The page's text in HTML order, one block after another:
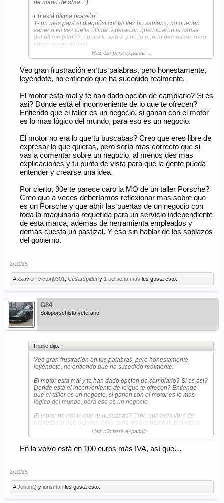
de mano de obra... )
En está última ocasión:
1- un mes para el diagnóstico( tal vez no sabían o no querían
saber o tal vez fue la última reparación que hicieron la causa
del último fallo??, nunca lo sabré y no lo puedo demostrar, pero
tengo serias dudas)
2- insistencia máxima en cambiar el motor por uno nuevo que
casualmente una empresa francesa les había traído(
3- al no contemplar está opción al final he tenido que llevarme
el coche, por supuesto tras una factura considerablemente alta
averías)
4- Por otra parte quiero reconocer el buen trabajo y trato por
parte de Miguel y Juan, excepciones en este taller que creo que
es más de compraventa que taller como tal experto en coches..
Pequeños gestos como estos pueden arruinar una experiencia
que hasta ahora había sido sobresaliente.
Haz clic para expandir...
Veo gran frustración en tus palabras, pero honestamente,
leyéndote, no entiendo que ha sucedido realmente.
El motor esta mal y te han dado opción de cambiarlo? Si es
asi? Donde está el inconveniente de lo que te ofrecen?
Entiendo que el taller es un negocio, si ganan con el motor
es lo mas lógico del mundo, para eso es un negocio.
El motor no era lo que tu buscabas? Creo que eres libre de
expresar lo que quieras, pero sería mas correcto que si
vas a comentar sobre un negocio, al menos des mas
explicaciones y tu punto de vista para que la gente pueda
entender y crearse una idea.
Por cierto, 90e te parece caro la MO de un taller Porsche?
Creo que a veces deberíamos reflexionar mas sobre que
es un Porsche y que abrir las puertas de un negocio con
toda la maquinaria requerida para un servicio independiente
de esta marca, ademas de herramienta empleados y
demas cuesta un pastizal. Y eso sin hablar de los sablazos
del gobierno.
2/10/25
Axxavier victorj0301 Césarspider y 1 persona más les gusta esto.
G84
Soloporschista veterano
Tripille dijo: ↑
Veo gran frustración en tus palabras, pero honestamente,
leyéndote, no entiendo que ha sucedido realmente.
El motor esta mal y te han dado opción de cambiarlo? Si es asi?
Donde está el inconveniente de lo que te ofrecen? Entiendo
que el taller es un negocio, si ganan con el motor es lo mas
lógico del mundo, para eso es un negocio.
El motor no era lo que tu buscabas? Creo que eres libre de
expresar lo que quieras, pero sería mas correcto que si vas a
comentar sobre un negocio, al menos des mas explicaciones y
tu punto de vista para que la gente pueda entender y crearse
maquinaria requerida para un servicio independiente de esta
marca, ademas de herramienta empleados y demas cuesta un
pastizal. Y eso sin hablar de los sablazos del gobierno.
Haz clic para expandir...
En la volvo está en 100 euros más IVA, así que…
2/10/25
AJohanQ y iurisman les gusta esto.